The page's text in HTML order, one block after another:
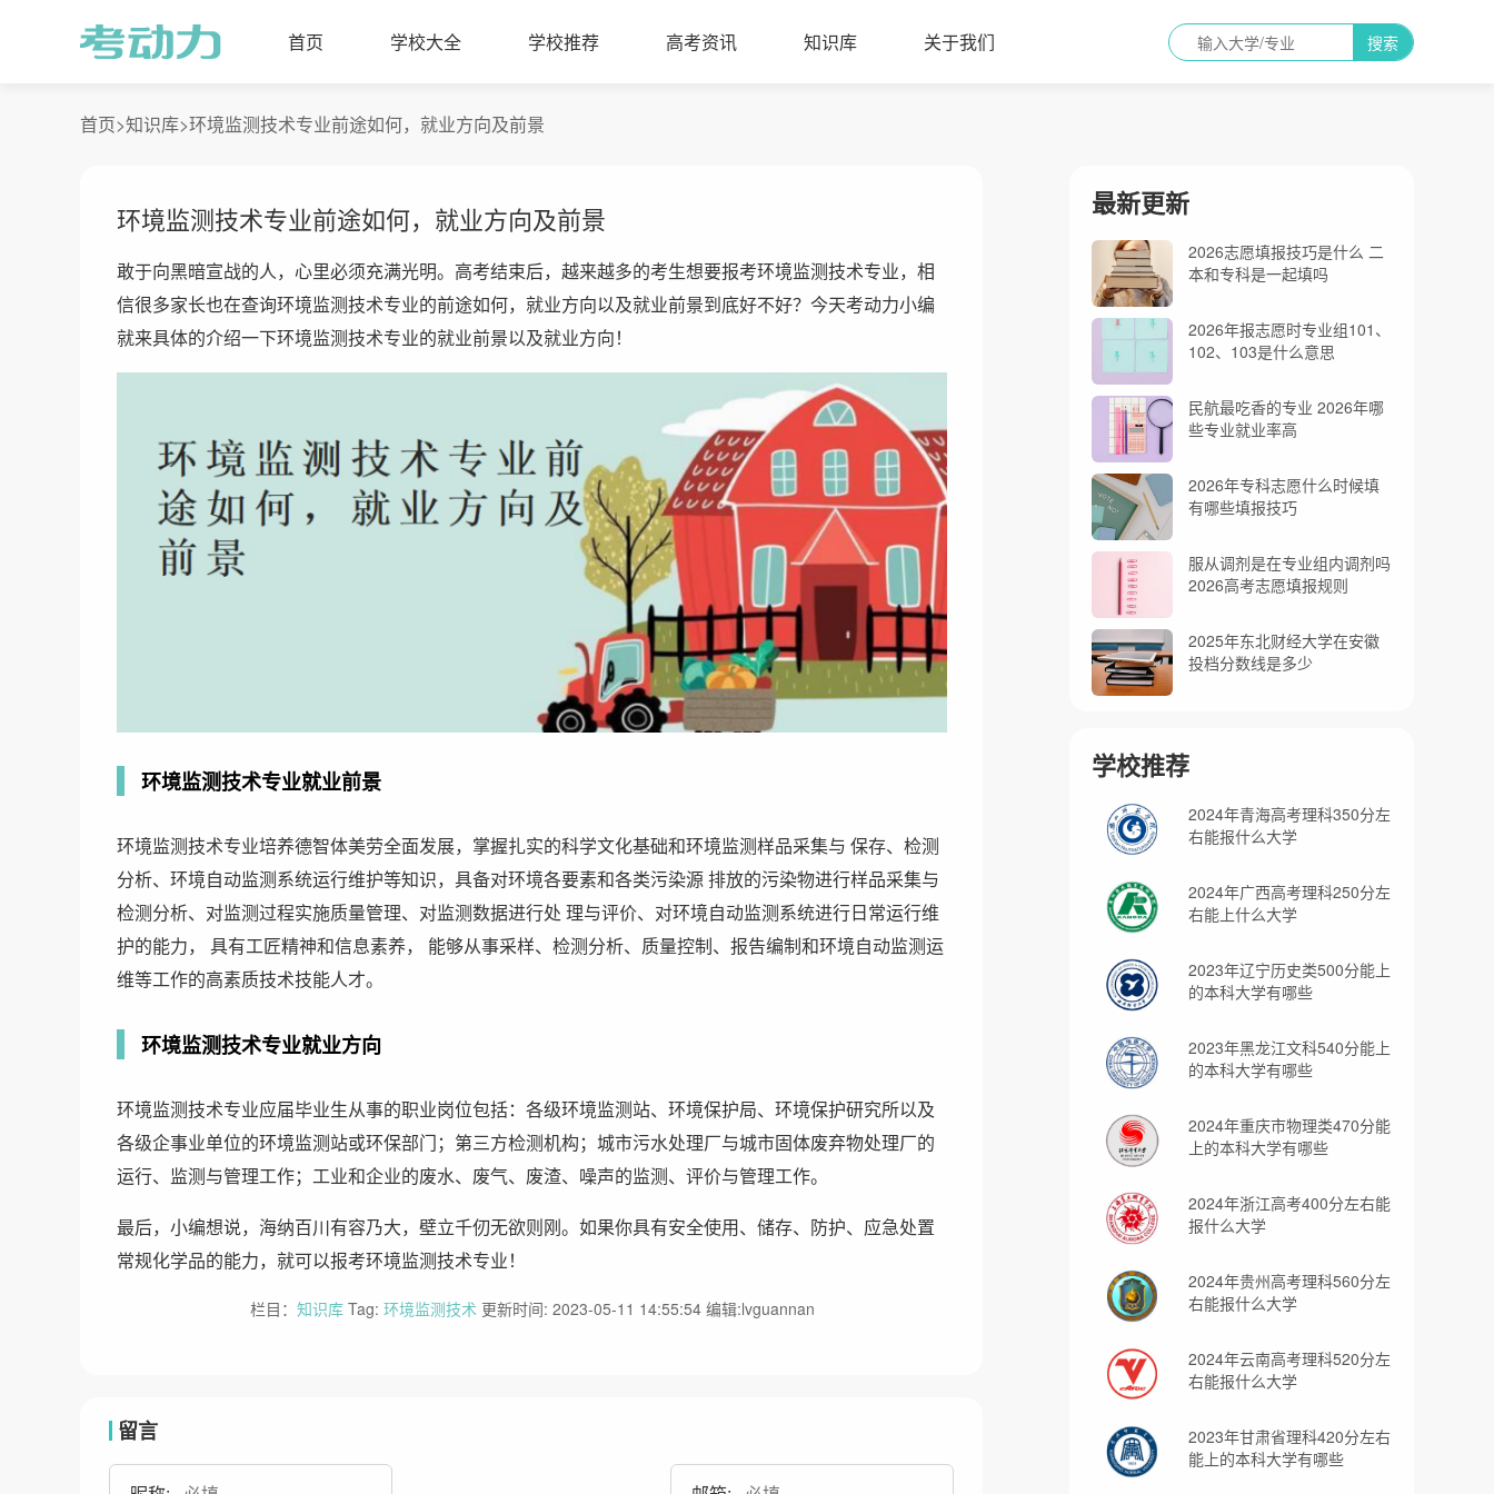
首页 学校大全 学校推荐 高考资讯 知识库 关于我们 搜索
首页>知识库>环境监测技术专业前途如何，就业方向及前景
环境监测技术专业前途如何，就业方向及前景
敢于向黑暗宣战的人，心里必须充满光明。高考结束后，越来越多的考生想要报考环境监测技术专业，相
信很多家长也在查询环境监测技术专业的前途如何，就业方向以及就业前景到底好不好？今天考动力小编
就来具体的介绍一下环境监测技术专业的就业前景以及就业方向！
环境监测技术专业就业前景
环境监测技术专业培养德智体美劳全面发展，掌握扎实的科学文化基础和环境监测样品采集与 保存、检测
分析、环境自动监测系统运行维护等知识，具备对环境各要素和各类污染源 排放的污染物进行样品采集与
检测分析、对监测过程实施质量管理、对监测数据进行处 理与评价、对环境自动监测系统进行日常运行维
护的能力， 具有工匠精神和信息素养， 能够从事采样、检测分析、质量控制、报告编制和环境自动监测运
维等工作的高素质技术技能人才。
环境监测技术专业就业方向
环境监测技术专业应届毕业生从事的职业岗位包括：各级环境监测站、环境保护局、环境保护研究所以及
各级企事业单位的环境监测站或环保部门；第三方检测机构；城市污水处理厂与城市固体废弃物处理厂的
运行、监测与管理工作；工业和企业的废水、废气、废渣、噪声的监测、评价与管理工作。
最后，小编想说，海纳百川有容乃大，壁立千仞无欲则刚。如果你具有安全使用、储存、防护、应急处置
常规化学品的能力，就可以报考环境监测技术专业！
栏目： 知识库Tag: 环境监测技术更新时间: 2023-05-11 14:55:54 编辑:lvguannan
留言
最新更新
2026志愿填报技巧是什么 二
本和专科是一起填吗
2026年报志愿时专业组101、
102、103是什么意思
民航最吃香的专业 2026年哪
些专业就业率高
2026年专科志愿什么时候填
有哪些填报技巧
服从调剂是在专业组内调剂吗
2026高考志愿填报规则
2025年东北财经大学在安徽
投档分数线是多少
学校推荐
2024年青海高考理科350分左
右能报什么大学
2024年广西高考理科250分左
右能上什么大学
2023年辽宁历史类500分能上
的本科大学有哪些
2023年黑龙江文科540分能上
的本科大学有哪些
2024年重庆市物理类470分能
上的本科大学有哪些
2024年浙江高考400分左右能
报什么大学
2024年贵州高考理科560分左
右能报什么大学
2024年云南高考理科520分左
右能报什么大学
2023年甘肃省理科420分左右
能上的本科大学有哪些